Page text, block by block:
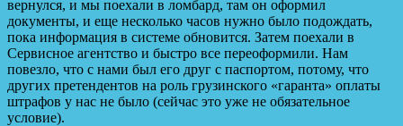
вернулся, и мы поехали в ломбард, там он оформил
документы, и еще несколько часов нужно было подождать,
пока информация в системе обновится. Затем поехали в
Сервисное агентство и быстро все переоформили. Нам
повезло, что с нами был его друг с паспортом, потому, что
других претендентов на роль грузинского «гаранта» оплаты
штрафов у нас не было (сейчас это уже не обязательное
условие).